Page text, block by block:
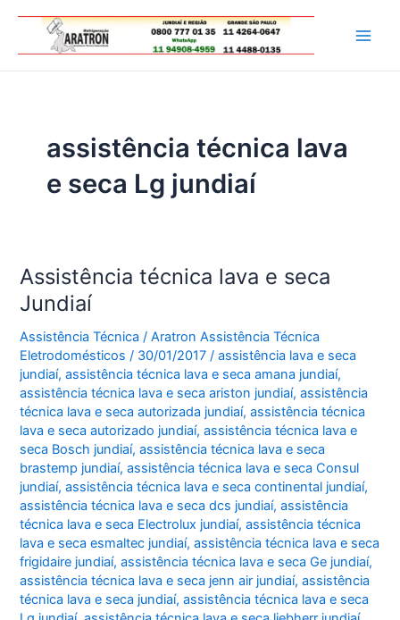
assistência técnica lava
e seca Lg jundiaí
Assistência técnica lava e seca
Jundiaí
Assistência Técnica /Aratron Assistência Técnica
Eletrodomésticos/ 30/01/2017/assistência lava e seca
jundiaí,assistência técnica lava e seca amana jundiaí,
assistência técnica lava e seca ariston jundiaí,assistência
técnica lava e seca autorizada jundiaí,assistência técnica
lava e seca autorizado jundiaí,assistência técnica lava e
seca Bosch jundiaí,assistência técnica lava e seca
brastemp jundiaí,assistência técnica lava e seca Consul
jundiaí,assistência técnica lava e seca continental jundiaí,
assistência técnica lava e seca dcs jundiaí,assistência
técnica lava e seca Electrolux jundiaí,assistência técnica
lava e seca esmaltec jundiaí,assistência técnica lava e seca
frigidaire jundiaí,assistência técnica lava e seca Ge jundiaí,
assistência técnica lava e seca jenn air jundiaí,assistência
técnica lava e seca jundiaí,assistência técnica lava e seca